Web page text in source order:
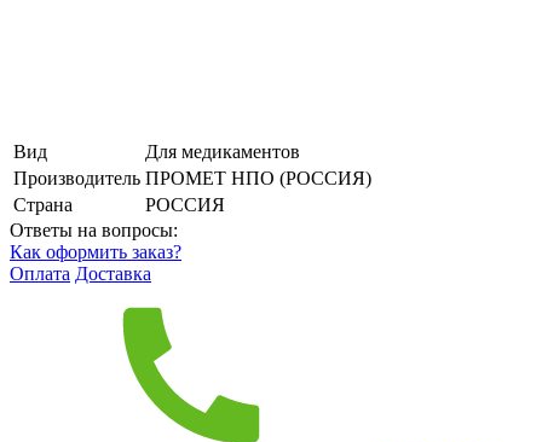
Вид
Для медикаментов
Производитель ПРОМЕТ НПО (РОССИЯ)
Страна
РОССИЯ
Ответы на вопросы:
Как оформить заказ?
Оплата Доставка